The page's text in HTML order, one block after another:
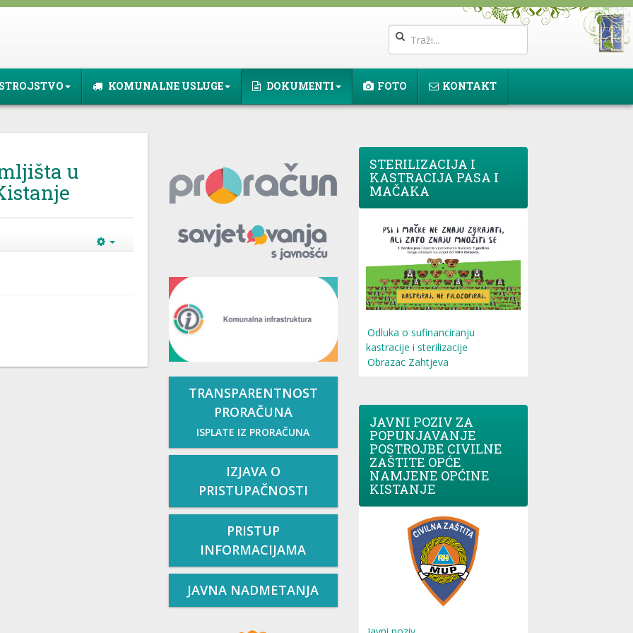
KOMUNALNE USLUGE DOKUMENTI FOTO KONTAKT
u
TRANSPARENTNOST
PRORAČUNA
ISPLATE IZ PRORAČUNA
IZJAVA O
PRISTUPAČNOSTI
PRISTUP
INFORMACIJAMA
JAVNA NADMETANJA
STERILIZACIJA I
KASTRACIJA PASA I
MAČAKA
Odluka o sufinanciranju
kastracije i sterilizacije
Obrazac Zahtjeva
JAVNI POZIV ZA
POPUNJAVANJE
POSTROJBE CIVILNE
ZAŠTITE OPĆE
NAMJENE OPĆINE
KISTANJE